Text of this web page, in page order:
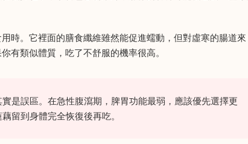
時。它裡面的膳食纖維雖然能促進蠕動，但對虛寒的腸道來
有類似體質，吃了不舒服的機率很高。
是誤區。在急性腹瀉期，脾胃功能最弱，應該優先選擇更
留到身體完全恢復後再吃。